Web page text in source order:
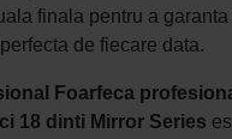
finala pentru a garanta
de fiecare data.
Foarfeca
18 dinti Mirror Series